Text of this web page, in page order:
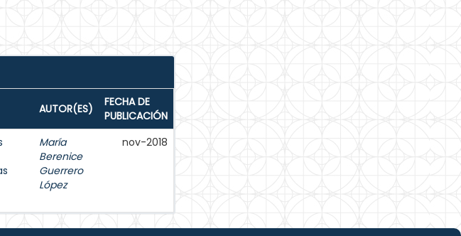
AUTOR(ES)
FECHA DE
PUBLICACIÓN
María
Berenice
Guerrero
López
nov-2018